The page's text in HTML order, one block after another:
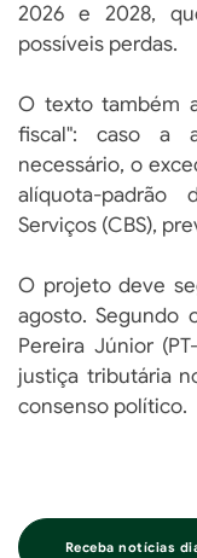
2026 e 2028,
possíveis perdas.
O texto também
fiscal": caso a
necessário, o
alíquota-
Serviços (CBS),
O projeto deve
agosto. Segundo
Pereira Júnior
justiça tributária
consenso político.
Receba notícias